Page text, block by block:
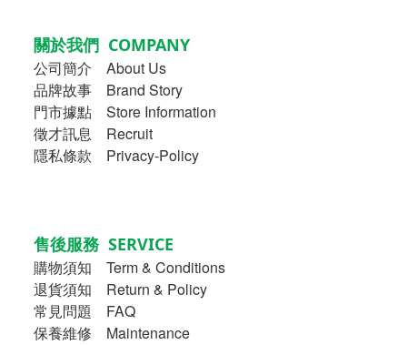
關於我們 COMPANY
公司簡介
About Us
品牌故事
Brand Story
門市據點 Store Information
徵才訊息 Recruit
隱私條款 Privacy-Policy
售後服務 SERVICE
購物須知
Term & Conditions
退貨須知 Return & Policy
常見問題 FAQ
保養維修 Maintenance